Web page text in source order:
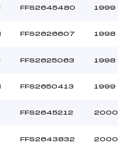
FFS2645480 1999
FFS2626607 1998
FFS2625063 1998
FFS2650413 1999
FFS2645212 2000
FFS2643832 2000